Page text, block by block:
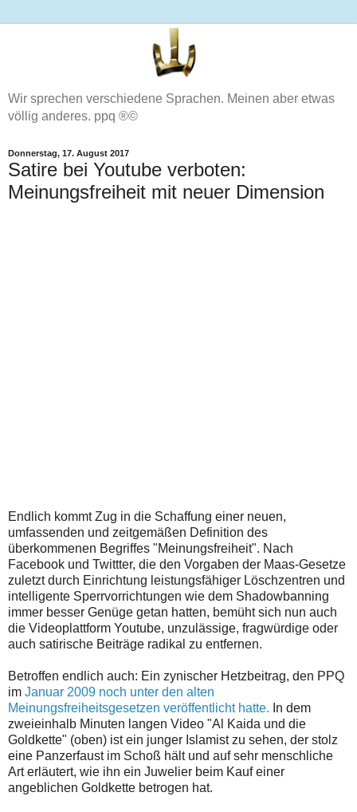
Wir sprechen verschiedene Sprachen. Meinen aber etwas
völlig anderes. ppq ®©
Donnerstag, 17. August 2017
Satire bei Youtube verboten:
Meinungsfreiheit mit neuer Dimension
Endlich kommt Zug in die Schaffung einer neuen,
umfassenden und zeitgemäßen Definition des
überkommenen Begriffes "Meinungsfreiheit". Nach
Facebook und Twittter, die den Vorgaben der Maas-Gesetze
zuletzt durch Einrichtung leistungsfähiger Löschzentren und
intelligente Sperrvorrichtungen wie dem Shadowbanning
immer besser Genüge getan hatten, bemüht sich nun auch
die Videoplattform Youtube, unzulässige, fragwürdige oder
auch satirische Beiträge radikal zu entfernen.
Betroffen endlich auch: Ein zynischer Hetzbeitrag, den PPQ
im Januar 2009 noch unter den alten
Meinungsfreiheitsgesetzen veröffentlicht hatte. In dem
zweieinhalb Minuten langen Video "Al Kaida und die
Goldkette" (oben) ist ein junger Islamist zu sehen, der stolz
eine Panzerfaust im Schoß hält und auf sehr menschliche
Art erläutert, wie ihn ein Juwelier beim Kauf einer
angeblichen Goldkette betrogen hat.